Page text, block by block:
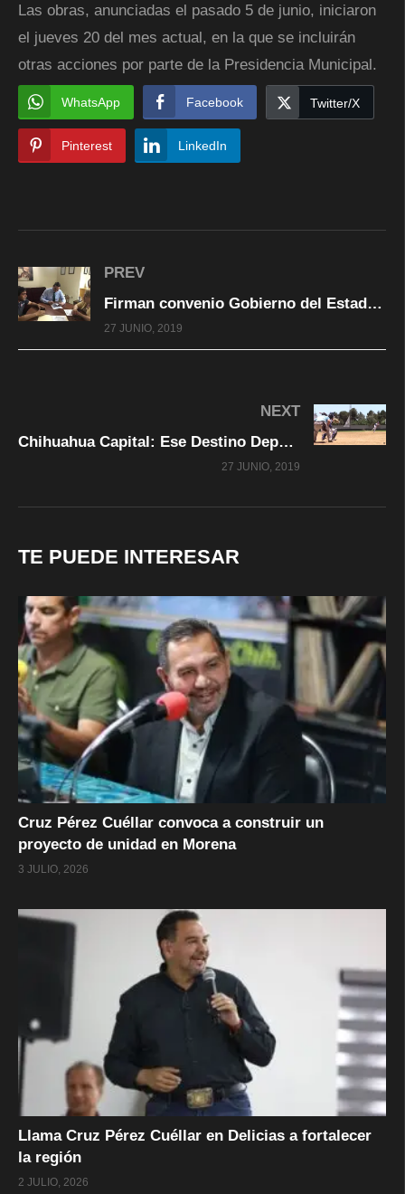
Las obras, anunciadas el pasado 5 de junio, iniciaron
el jueves 20 del mes actual, en la que se incluirán
otras acciones por parte de la Presidencia Municipal.
WhatsApp Facebook Twitter/X
Pinterest LinkedIn
PREV
Firman convenio Gobierno del Estado y Municipio para actualizar la propiedad inmobiliaria en la capital
27 JUNIO, 2019
NEXT
Chihuahua Capital: Ese Destino Deportivo de Clase Mundial
27 JUNIO, 2019
TE PUEDE INTERESAR
Cruz Pérez Cuéllar convoca a construir un
proyecto de unidad en Morena
3 JULIO, 2026
Llama Cruz Pérez Cuéllar en Delicias a fortalecer
la región
2 JULIO, 2026